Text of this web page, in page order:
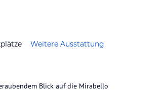
Weitere Ausstattung
Blick auf die Mirabello